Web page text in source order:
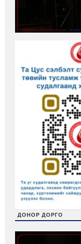
ДОНОР ДОРГО